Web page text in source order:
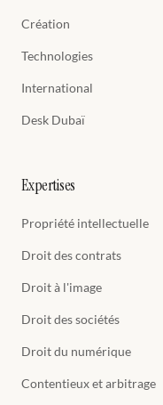
Création
Technologies
International
Desk Dubaï
Expertises
Propriété intellectuelle
Droit des contrats
Droit à l'image
Droit des sociétés
Droit du numérique
Contentieux et arbitrage